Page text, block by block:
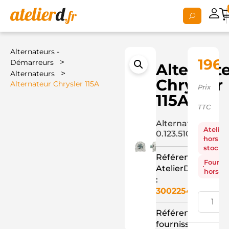
Alternateurs -
Démarreurs
>
Alternateurs >
Alternateur Chrysler 115A
Chrysler
115A
Alternateur
0.123.510.037+
Référence
AtelierD
:
3002254
Référence
fournisseur
Prix
TTC
Atelier
hors
stock
hors